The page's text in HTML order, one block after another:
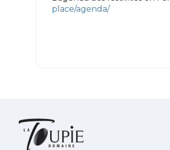
place/agenda/